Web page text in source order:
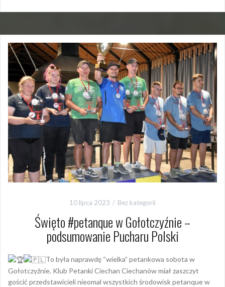
10 lipca 2023 Bez kategorii
Święto #petanque w Gołotczyźnie –
podsumowanie Pucharu Polski
To była naprawdę “wielka” petankowa sobota w
Gołotczyźnie. Klub Petanki Ciechan Ciechanów miał zaszczyt
gościć przedstawicieli nieomal wszystkich środowisk petanque w